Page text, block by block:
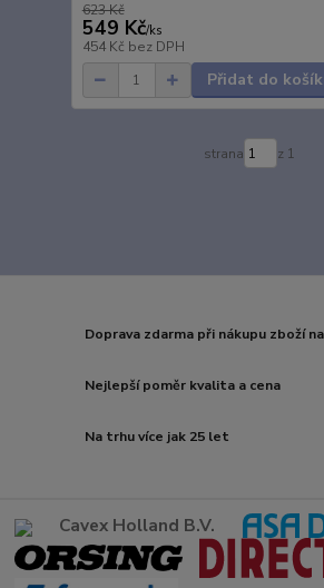
623 Kč
549 Kč/ks
454 Kč bez DPH
Přidat do
strana z 1
Doprava zdarma při nákupu zboží
Nejlepší poměr kvalita a cena
Na trhu více jak 25 let
Cavex Holland B.V.